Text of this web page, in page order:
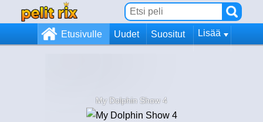
Etusivulle Uudet Suositut Lisää
My Dolphin Show 4